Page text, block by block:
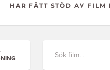
HAR FÅTT STÖD AV FILM